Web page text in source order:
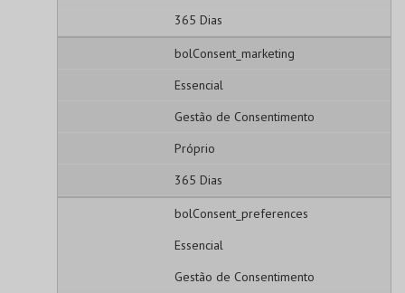
365 Dias
bolConsent_marketing
Essencial
Gestão de Consentimento
Próprio
365 Dias
bolConsent_preferences
Essencial
Gestão de Consentimento